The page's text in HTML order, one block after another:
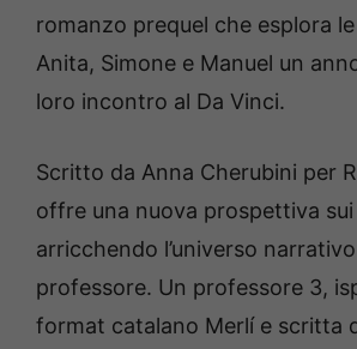
romanzo prequel che esplora
Anita, Simone e Manuel un
loro incontro al Da Vinci.
Scritto da Anna Cherubini per
offre una nuova prospettiva
arricchendo l’universo
professore. Un professore 3,
format catalano Merlí e scritta